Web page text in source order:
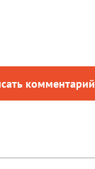
комментарий